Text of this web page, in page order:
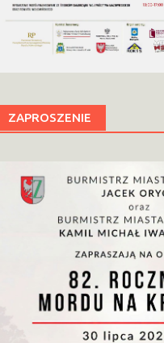
ZAPROSZENIE